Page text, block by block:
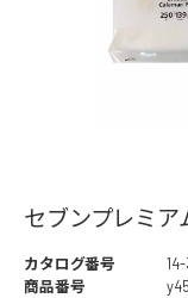
セブンプレミ
カタログ番号
商品番号